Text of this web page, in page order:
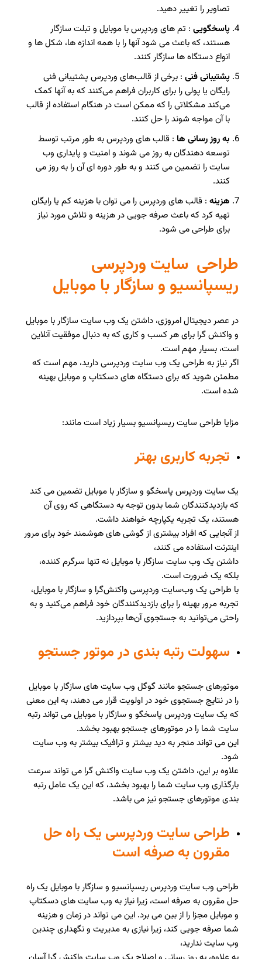
تصاویر را تغییر دهید.
پاسخگویی : تم های وردپرس با موبایل و تبلت سازگار
هستند، که باعث می شود آنها را با همه اندازه ها، شکل ها و
انواع دستگاه ها سازگار کنند.
پشتیبانی فنی : برخی از قالب‌های وردپرس پشتیبانی فنی
رایگان یا پولی را برای کاربران فراهم می‌کنند که به آنها کمک
می‌کند مشکلاتی را که ممکن است در هنگام استفاده از قالب
با آن مواجه شوند را حل کنند.
به روز رسانی ها : قالب های وردپرس به طور مرتب توسط
توسعه دهندگان به روز می شوند و امنیت و پایداری وب
سایت را تضمین می کنند و به طور دوره ای آن را به روز می
کنند.
هزینه : قالب های وردپرس را می توان با هزینه کم یا رایگان
تهیه کرد که باعث صرفه جویی در هزینه و تلاش مورد نیاز
برای طراحی می شود.
طراحی سایت وردپرسی
ریسپانسیو و سازگار با موبایل
در عصر دیجیتال امروزی، داشتن یک وب سایت سازگار با موبایل
و واکنش گرا برای هر کسب و کاری که به دنبال موفقیت آنلاین
است، بسیار مهم است.
اگر نیاز به طراحی یک وب سایت وردپرسی دارید، مهم است که
مطمئن شوید که برای دستگاه های دسکتاپ و موبایل بهینه
شده است.
مزایا طراحی سایت ریسپانسیو بسیار زیاد است مانند:
تجربه کاربری بهتر
یک سایت وردپرس پاسخگو و سازگار با موبایل تضمین می کند
که بازدیدکنندگان شما بدون توجه به دستگاهی که روی آن
هستند، یک تجربه یکپارچه خواهند داشت.
از آنجایی که افراد بیشتری از گوشی های هوشمند خود برای مرور
اینترنت استفاده می کنند،
داشتن یک وب سایت سازگار با موبایل نه تنها سرگرم کننده،
بلکه یک ضرورت است.
با طراحی یک وب‌سایت وردپرسی واکنش‌گرا و سازگار با موبایل،
تجربه مرور بهینه را برای بازدیدکنندگان خود فراهم می‌کنید و به
راحتی می‌توانید به جستجوی آن‌ها بپردازید.
سهولت رتبه بندی در موتور جستجو
موتورهای جستجو مانند گوگل وب سایت های سازگار با موبایل
را در نتایج جستجوی خود در اولویت قرار می دهند، به این معنی
که یک سایت وردپرس پاسخگو و سازگار با موبایل می تواند رتبه
سایت شما را در موتورهای جستجو بهبود بخشد.
این می تواند منجر به دید بیشتر و ترافیک بیشتر به وب سایت
شود.
علاوه بر این، داشتن یک وب سایت واکنش گرا می تواند سرعت
بارگذاری وب سایت شما را بهبود بخشد، که این یک عامل رتبه
بندی موتورهای جستجو نیز می باشد.
طراحی سایت وردپرسی یک راه حل
مقرون به صرفه است
طراحی وب سایت وردپرس ریسپانسیو و سازگار با موبایل یک راه
حل مقرون به صرفه است، زیرا نیاز به وب سایت های دسکتاپ
و موبایل مجزا را از بین می برد. این می تواند در زمان و هزینه
شما صرفه جویی کند، زیرا نیازی به مدیریت و نگهداری چندین
وب سایت ندارید،